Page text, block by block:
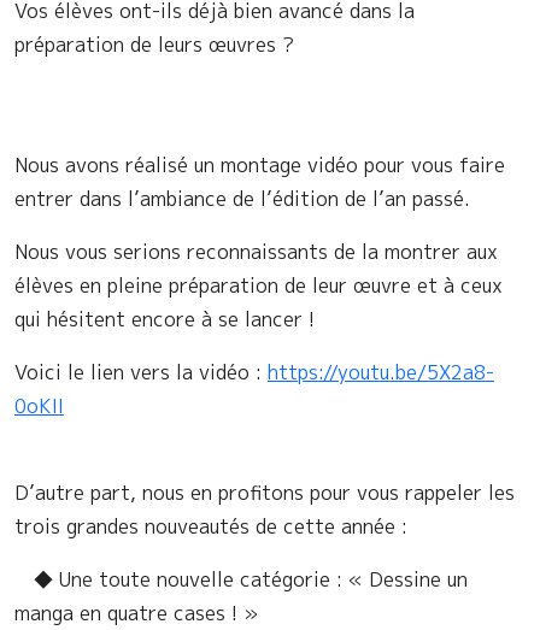
Vos élèves ont-ils déjà bien avancé dans la
préparation de leurs œuvres ?
Nous avons réalisé un montage vidéo pour vous faire
entrer dans l’ambiance de l’édition de l’an passé.
Nous vous serions reconnaissants de la montrer aux
élèves en pleine préparation de leur œuvre et à ceux
qui hésitent encore à se lancer !
Voici le lien vers la vidéo : https://youtu.be/5X2a8-
0oKII
D’autre part, nous en profitons pour vous rappeler les
trois grandes nouveautés de cette année :
◆ Une toute nouvelle catégorie : « Dessine un
manga en quatre cases ! »